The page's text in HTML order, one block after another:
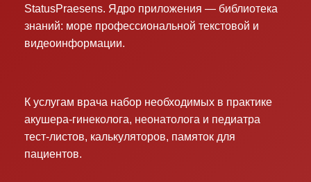
StatusPraesens. Ядро приложения — библиотека
знаний: море профессиональной текстовой и
видеоинформации.
К услугам врача набор необходимых в практике
акушера-гинеколога, неонатолога и педиатра
тест-листов, калькуляторов, памяток для
пациентов.